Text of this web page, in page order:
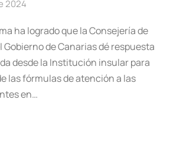
2024
ha logrado que la Consejería de
Gobierno de Canarias dé respuesta
desde la Institución insular para
las fórmulas de atención a las
en…